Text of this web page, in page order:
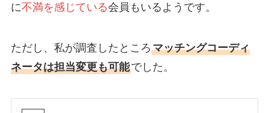
に不満を感じている会員もいるようです。
ただし、私が調査したところマッチングコーディ
ネータは担当変更も可能でした。